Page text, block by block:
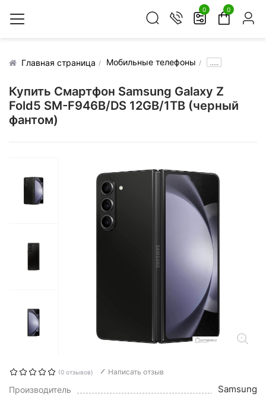
0 0
Главная страница Мобильные телефоны .....
Купить Смартфон Samsung Galaxy Z
Fold5 SM-F946B/DS 12GB/1TB (черный
фантом)
(0 отзывов) Написать отзыв
Производитель Samsung